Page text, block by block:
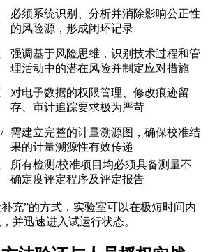
必须系统识别、分析并消除影响公正性
的风险源，形成闭环记录
强调基于风险思维，识别技术过程和管
理活动中的潜在风险并制定应对措施
对电子数据的权限管理、修改痕迹留
存、审计追踪要求极为严苛
需建立完整的计量溯源图，确保校准结
果的计量溯源性有效传递
所有检测/校准项目均必须具备测量不
确定度评定程序及评定报告
充”的方式，实验室可以在极短时间内
并迅速进入试运行状态。